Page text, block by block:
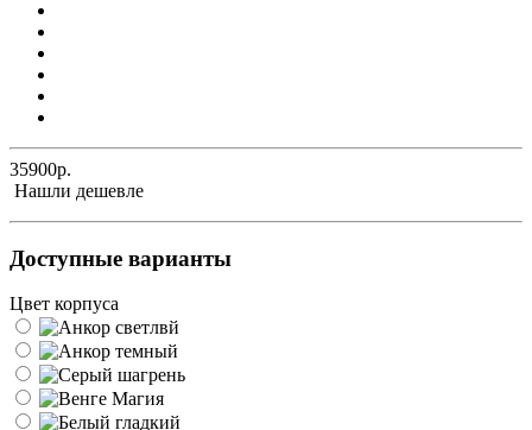
35900р.
Нашли дешевле
Доступные варианты
Цвет корпуса